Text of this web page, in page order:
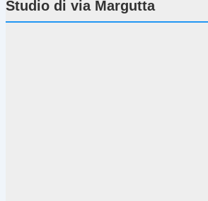
Studio di via Margutta